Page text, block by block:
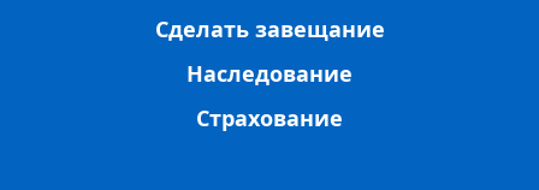
Сделать завещание
Наследование
Страхование